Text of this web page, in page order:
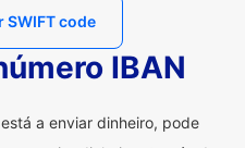
SWIFT code
IBAN
a enviar dinheiro, pode